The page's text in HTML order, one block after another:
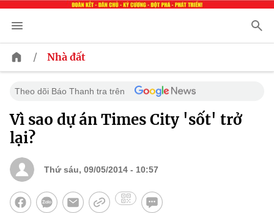
/ Nhà đất
Theo dõi Báo Thanh tra trên
Vì sao dự án Times City 'sốt' trở
lại?
Thứ sáu, 09/05/2014 - 10:57